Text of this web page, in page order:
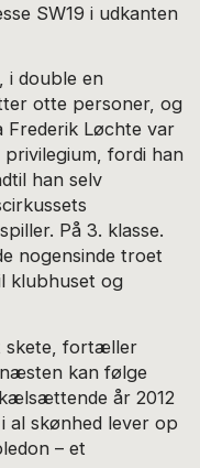
SW19 i udkanten
i double en
otte personer, og
Frederik Løchte var
fordi han
han selv
På 3. klasse.
nogensinde troet
klubhuset og
skete, fortæller
kan følge
år 2012
al skønhed lever op
– et